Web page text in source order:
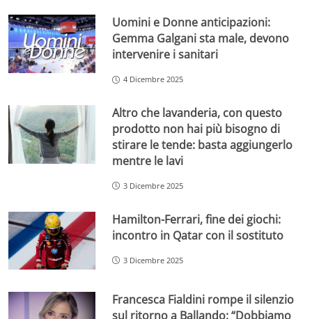
Uomini e Donne anticipazioni:
Gemma Galgani sta male, devono
intervenire i sanitari
4 Dicembre 2025
Altro che lavanderia, con questo
prodotto non hai più bisogno di
stirare le tende: basta aggiungerlo
mentre le lavi
3 Dicembre 2025
Hamilton-Ferrari, fine dei giochi:
incontro in Qatar con il sostituto
3 Dicembre 2025
Francesca Fialdini rompe il silenzio
sul ritorno a Ballando: “Dobbiamo